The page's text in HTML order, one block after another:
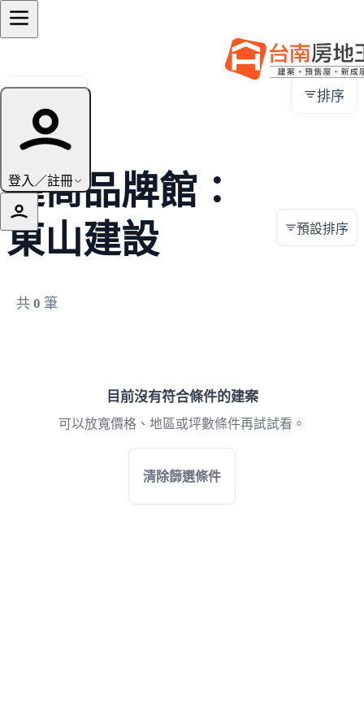
登入／註冊
排序
建商品牌館：
東山建設
共 0 筆
預設排序
目前沒有符合條件的建案
可以放寬價格、地區或坪數條件再試試看。
清除篩選條件